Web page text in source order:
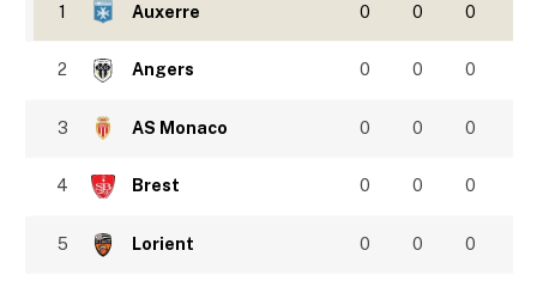
1 Auxerre 0 0 0
2 Angers 0 0 0
3 AS Monaco 0 0 0
4 Brest 0 0 0
5 Lorient 0 0 0